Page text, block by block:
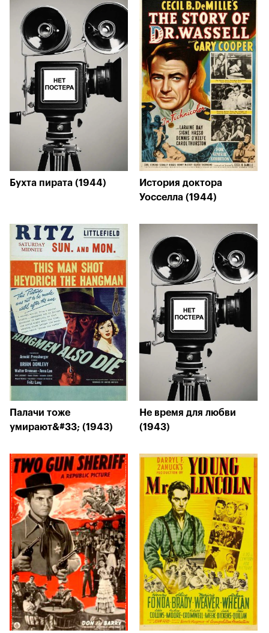
Бухта пирата (1944)
История доктора
Уосселла (1944)
Палачи тоже
умирают&#33; (1943)
Не время для любви
(1943)